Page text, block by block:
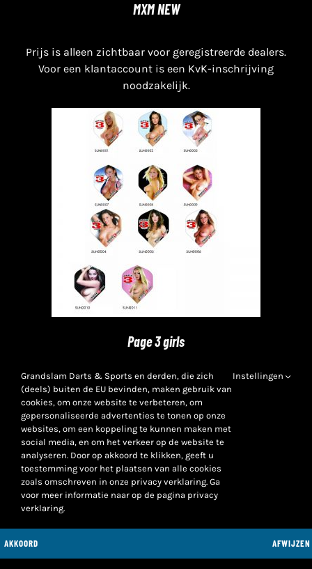
MXM NEW
Prijs is alleen zichtbaar voor geregistreerde dealers.
Voor een klantaccount is een KvK-inschrijving
noodzakelijk.
Page 3 girls
Prijs is alleen zichtbaar voor geregistreerde dealers.
Voor een klantaccount is een KvK-inschrijving
noodzakelijk.
Grandslam Darts & Sports en derden, die zich
(deels) buiten de EU bevinden, maken gebruik van
cookies, om onze website te verbeteren, om
gepersonaliseerde advertenties te tonen op onze
websites, om een koppeling te kunnen maken met
social media, en om het verkeer op de website te
analyseren. Door op akkoord te klikken, geeft u
toestemming voor het plaatsen van alle cookies
zoals omschreven in onze privacy verklaring. Ga
voor meer informatie naar op de pagina privacy
verklaring.
Instellingen
AKKOORD AFWIJZEN